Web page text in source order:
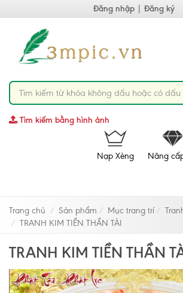
Đăng nhập Đăng ký
Tìm kiếm bằng hình ảnh
Nâng
Nạp Xèng
Trang chủ Sản phẩm Mục trang trí
TRANH KIM TIỀN THẦN TÀI
TRANH KIM TIỀN THẦN